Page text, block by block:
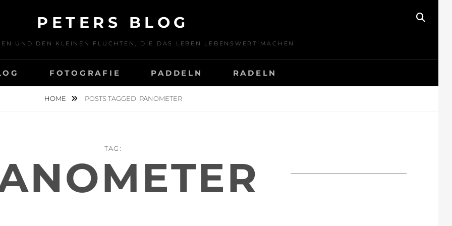
PETERS BLOG
UND DEN KLEINEN FLUCHTEN, DIE DAS LEBEN LEBENSWERT MACHEN
FOTOGRAFIE PADDELN RADELN
HOME POSTS TAGGED PANOMETER
TAG: